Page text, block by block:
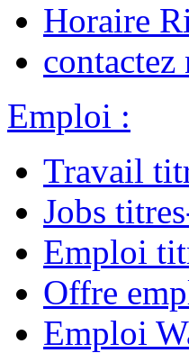
Horaire
contactez
Emploi :
Travail
Jobs
Emploi
Offre
Emploi